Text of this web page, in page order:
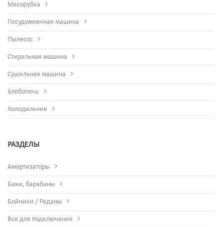
Мясорубка
Посудомоечная машина
Пылесос
Стиральная машина
Сушильная машина
Хлебопечь
Холодильник
РАЗДЕЛЫ
Амортизаторы
Баки, барабаны
Бойники / Реданы
Все для подключения